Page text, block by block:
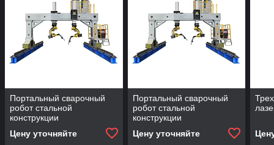
Портальный сварочный
робот стальной
конструкции
Цену уточняйте
Портальный сварочный
робот стальной
конструкции
Цену уточняйте